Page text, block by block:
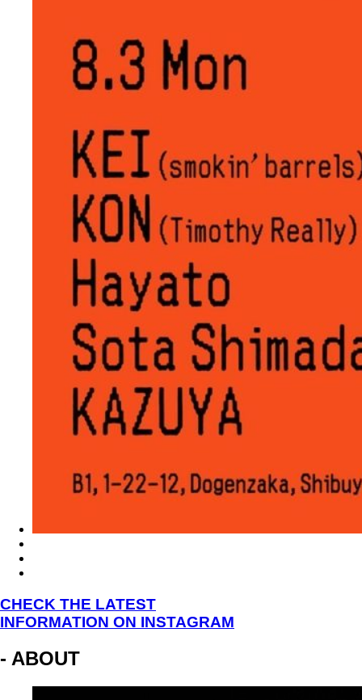
CHECK THE LATEST
INFORMATION ON INSTAGRAM
- ABOUT